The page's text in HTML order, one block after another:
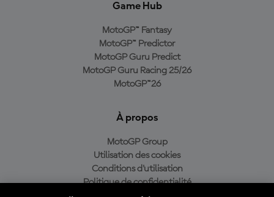
Game Hub
MotoGP™ Fantasy
MotoGP™ Predictor
MotoGP Guru Predict
MotoGP Guru Racing 25/26
MotoGP™26
À propos
MotoGP Group
Utilisation des cookies
Conditions d'utilisation
Politique de confidentialité